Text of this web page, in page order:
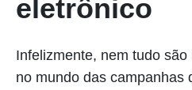
eletrônico
Infelizmente, nem tudo
no mundo das campanhas